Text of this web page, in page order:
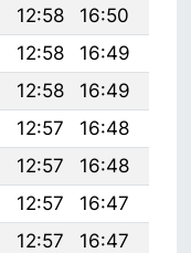
12:58 16:50
12:58 16:49
12:58 16:49
12:57 16:48
12:57 16:48
12:57 16:47
12:57 16:47